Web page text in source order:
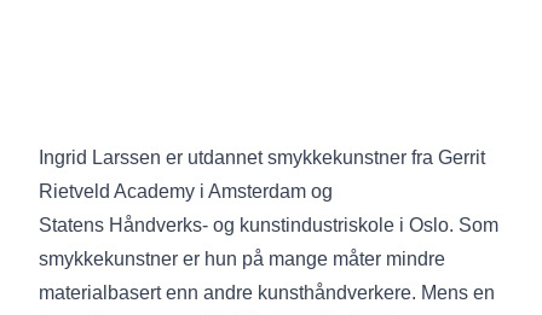
Ingrid Larssen er utdannet smykkekunstner fra Gerrit
Rietveld Academy i Amsterdam og
Statens Håndverks- og kunstindustriskole i Oslo. Som
smykkekunstner er hun på mange måter mindre
materialbasert enn andre kunsthåndverkere. Mens en